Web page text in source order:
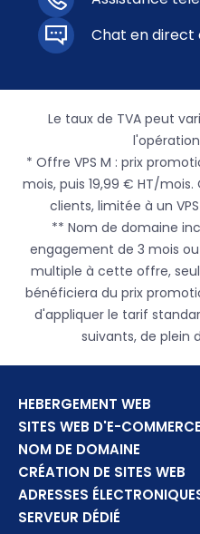
Chat en direct
Le taux de TVA peut
* Offre VPS M : prix
mois, puis 19,99 € HT/
clients, limitée à un
** Nom de domaine
engagement de 3 mois
multiple à cette offre,
bénéficiera du prix
d'appliquer le tarif
suivants, de plein
HEBERGEMENT WEB
SITES WEB D'E-COMMERCE
NOM DE DOMAINE
CRÉATION DE SITES WEB
ADRESSES
SERVEUR DÉDIÉ